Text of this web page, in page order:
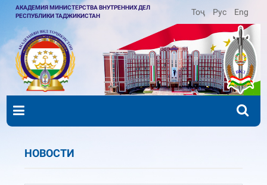
АКАДЕМИЯ МИНИСТЕРСТВА ВНУТРЕННИХ ДЕЛ
РЕСПУБЛИКИ ТАДЖИКИСТАН
Тоҷ Рус Eng
НОВОСТИ